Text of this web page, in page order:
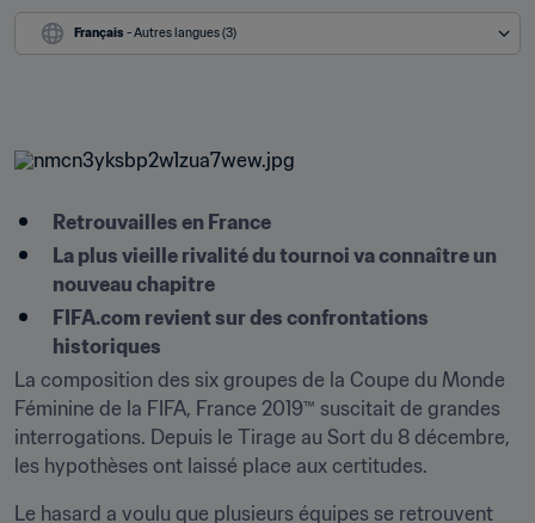
Français - Autres langues (3)
Retrouvailles en France
La plus vieille rivalité du tournoi va connaître un
nouveau chapitre
FIFA.com revient sur des confrontations
historiques
La composition des six groupes de la Coupe du Monde
Féminine de la FIFA, France 2019™ suscitait de grandes
interrogations. Depuis le Tirage au Sort du 8 décembre,
les hypothèses ont laissé place aux certitudes.
Le hasard a voulu que plusieurs équipes se retrouvent